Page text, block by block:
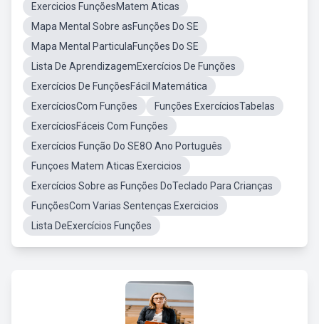
Exercicios FunçõesMatem Aticas
Mapa Mental Sobre asFunções Do SE
Mapa Mental ParticulaFunções Do SE
Lista De AprendizagemExercícios De Funções
Exercícios De FunçõesFácil Matemática
ExercíciosCom Funções
Funções ExercíciosTabelas
ExercíciosFáceis Com Funções
Exercícios Função Do SE8O Ano Português
Funçoes Matem Aticas Exercicios
Exercícios Sobre as Funções DoTeclado Para Crianças
FunçõesCom Varias Sentenças Exercicios
Lista DeExercícios Funções